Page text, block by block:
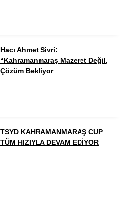
Hacı Ahmet Sivri:
“Kahramanmaraş Mazeret Değil,
Çözüm Bekliyor
TSYD KAHRAMANMARAŞ CUP
TÜM HIZIYLA DEVAM EDİYOR